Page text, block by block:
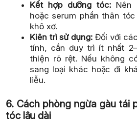
Kết hợp dưỡng tóc:Nên
hoặc serum phần thân
khô xơ.
Kiên trì sử dụng:Đối với
tính, cần duy trì ít nhất
thiện rõ rệt. Nếu không
sang loại khác hoặc đi
liễu.
6. Cách phòng ngừa gàu tái
tóc lâu dài